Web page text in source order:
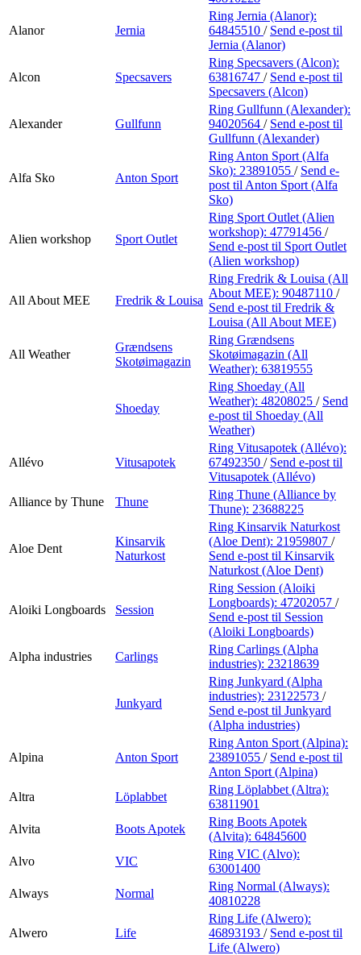
Alanor Jernia
Ring Jernia (Alanor):
64845510 / Send e-post til
Jernia (Alanor)
Alcon Specsavers
Ring Specsavers (Alcon):
63816747 / Send e-post til
Specsavers (Alcon)
Alexander Gullfunn
Ring Gullfunn (Alexander):
94020564 / Send e-post til
Gullfunn (Alexander)
Alfa Sko Anton Sport
Ring Anton Sport (Alfa
Sko): 23891055 / Send e-
post til Anton Sport (Alfa
Sko)
Alien workshop Sport Outlet
Ring Sport Outlet (Alien
workshop): 47791456 /
Send e-post til Sport Outlet
(Alien workshop)
All About MEE Fredrik & Louisa
Ring Fredrik & Louisa (All
About MEE): 90487110 /
Send e-post til Fredrik &
Louisa (All About MEE)
All Weather
Grændsens
Skotøimagazin
Ring Grændsens
Skotøimagazin (All
Weather): 63819555
Shoeday
Ring Shoeday (All
Weather): 48208025 / Send
e-post til Shoeday (All
Weather)
Allévo Vitusapotek
Ring Vitusapotek (Allévo):
67492350 / Send e-post til
Vitusapotek (Allévo)
Alliance by Thune
Thune
Ring Thune (Alliance by
Thune): 23688225
Aloe Dent
Kinsarvik
Naturkost
Ring Kinsarvik Naturkost
(Aloe Dent): 21959807 /
Send e-post til Kinsarvik
Naturkost (Aloe Dent)
Aloiki Longboards Session
Ring Session (Aloiki
Longboards): 47202057 /
Send e-post til Session
(Aloiki Longboards)
Alpha industries
Carlings
Ring Carlings (Alpha
industries): 23218639
Junkyard
Ring Junkyard (Alpha
industries): 23122573 /
Send e-post til Junkyard
(Alpha industries)
Alpina Anton Sport
Ring Anton Sport (Alpina):
23891055 / Send e-post til
Anton Sport (Alpina)
Altra
Löplabbet
Ring Löplabbet (Altra):
63811901
Alvita
Boots Apotek
Ring Boots Apotek
(Alvita): 64845600
Alvo
VIC
Ring VIC (Alvo):
63001400
Always
Normal
Ring Normal (Always):
40810228
Alwero Life
Ring Life (Alwero):
46893193 / Send e-post til
Life (Alwero)